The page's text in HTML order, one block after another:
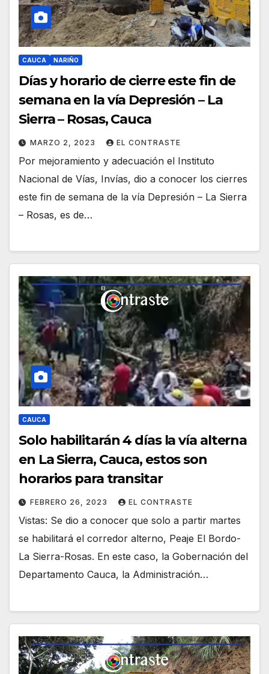
CAUCA NARIÑO
Días y horario de cierre este fin de
semana en la vía Depresión – La
Sierra – Rosas, Cauca
MARZO 2, 2023 EL CONTRASTE
Por mejoramiento y adecuación el Instituto
Nacional de Vías, Invías, dio a conocer los cierres
este fin de semana de la vía Depresión – La Sierra
– Rosas, es de…
CAUCA
Solo habilitarán 4 días la vía alterna
en La Sierra, Cauca, estos son
horarios para transitar
FEBRERO 26, 2023 EL CONTRASTE
Vistas: Se dio a conocer que solo a partir martes
se habilitará el corredor alterno, Peaje El Bordo-
La Sierra-Rosas. En este caso, la Gobernación del
Departamento Cauca, la Administración…